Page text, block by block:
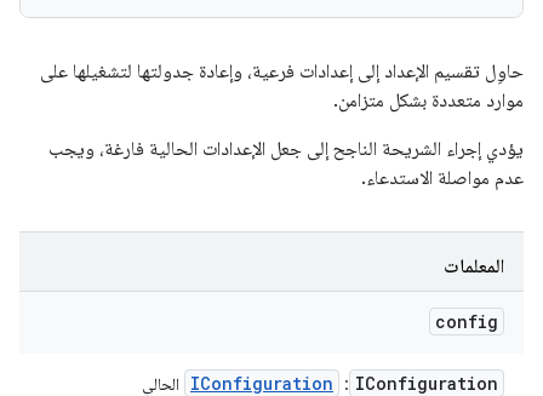
حاوِل تقسيم الإعداد إلى إعدادات فرعية، وإعادة جدولتها لتشغيلها على
موارد متعددة بشكل متزامن.
يؤدي إجراء الشريحة الناجح إلى جعل الإعدادات الحالية فارغة، ويجب
عدم مواصلة الاستدعاء.
المعلمات
config
IConfiguration
:
IConfiguration الحالي